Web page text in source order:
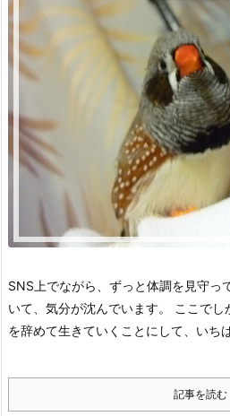
SNS上でながら、ずっと体調を見守っ
いて、気分が沈んでいます。
ここでし
を辞めて生きていくことにして、いち
記事を読む